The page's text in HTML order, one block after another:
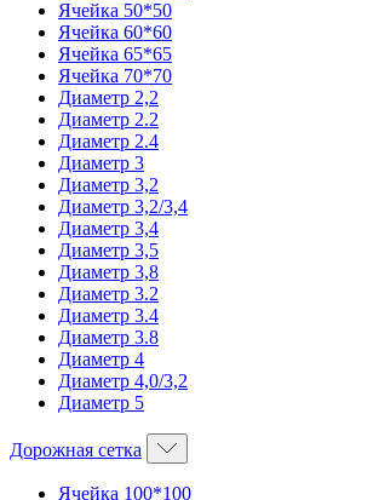
Ячейка 50*50
Ячейка 60*60
Ячейка 65*65
Ячейка 70*70
Диаметр 2,2
Диаметр 2.2
Диаметр 2.4
Диаметр 3
Диаметр 3,2
Диаметр 3,2/3,4
Диаметр 3,4
Диаметр 3,5
Диаметр 3,8
Диаметр 3.2
Диаметр 3.4
Диаметр 3.8
Диаметр 4
Диаметр 4,0/3,2
Диаметр 5
Дорожная сетка
Ячейка 100*100